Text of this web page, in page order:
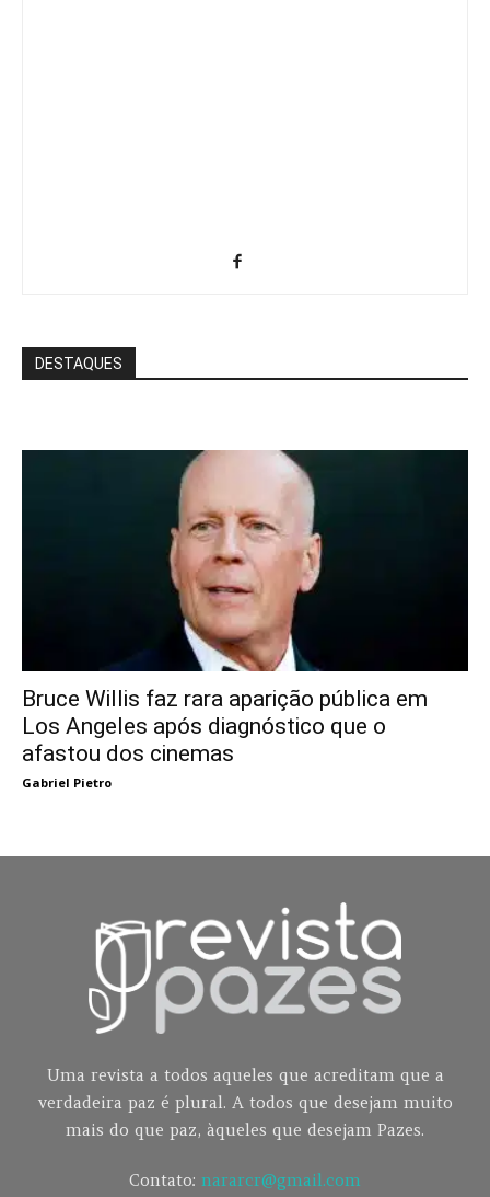
DESTAQUES
Bruce Willis faz rara aparição pública em
Los Angeles após diagnóstico que o
afastou dos cinemas
Gabriel Pietro
Uma revista a todos aqueles que acreditam que a
verdadeira paz é plural. A todos que desejam muito
mais do que paz, àqueles que desejam Pazes.
Contato: nararcr@gmail.com